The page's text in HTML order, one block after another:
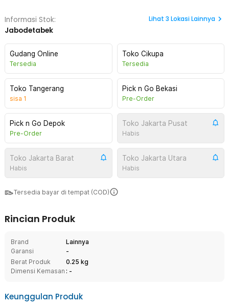
Informasi Stok:
Jabodetabek
Lihat 3 Lokasi Lainnya
Gudang Online
Tersedia
Toko Cikupa
Tersedia
Toko Tangerang
sisa 1
Pick n Go Bekasi
Pre-Order
Pick n Go Depok
Pre-Order
Toko Jakarta Pusat
Habis
Toko Jakarta Barat
Habis
Toko Jakarta Utara
Habis
Tersedia bayar di tempat (COD)
Rincian Produk
Brand
Lainnya
Garansi
-
Berat Produk
0.25 kg
Dimensi Kemasan : -
Keunggulan Produk